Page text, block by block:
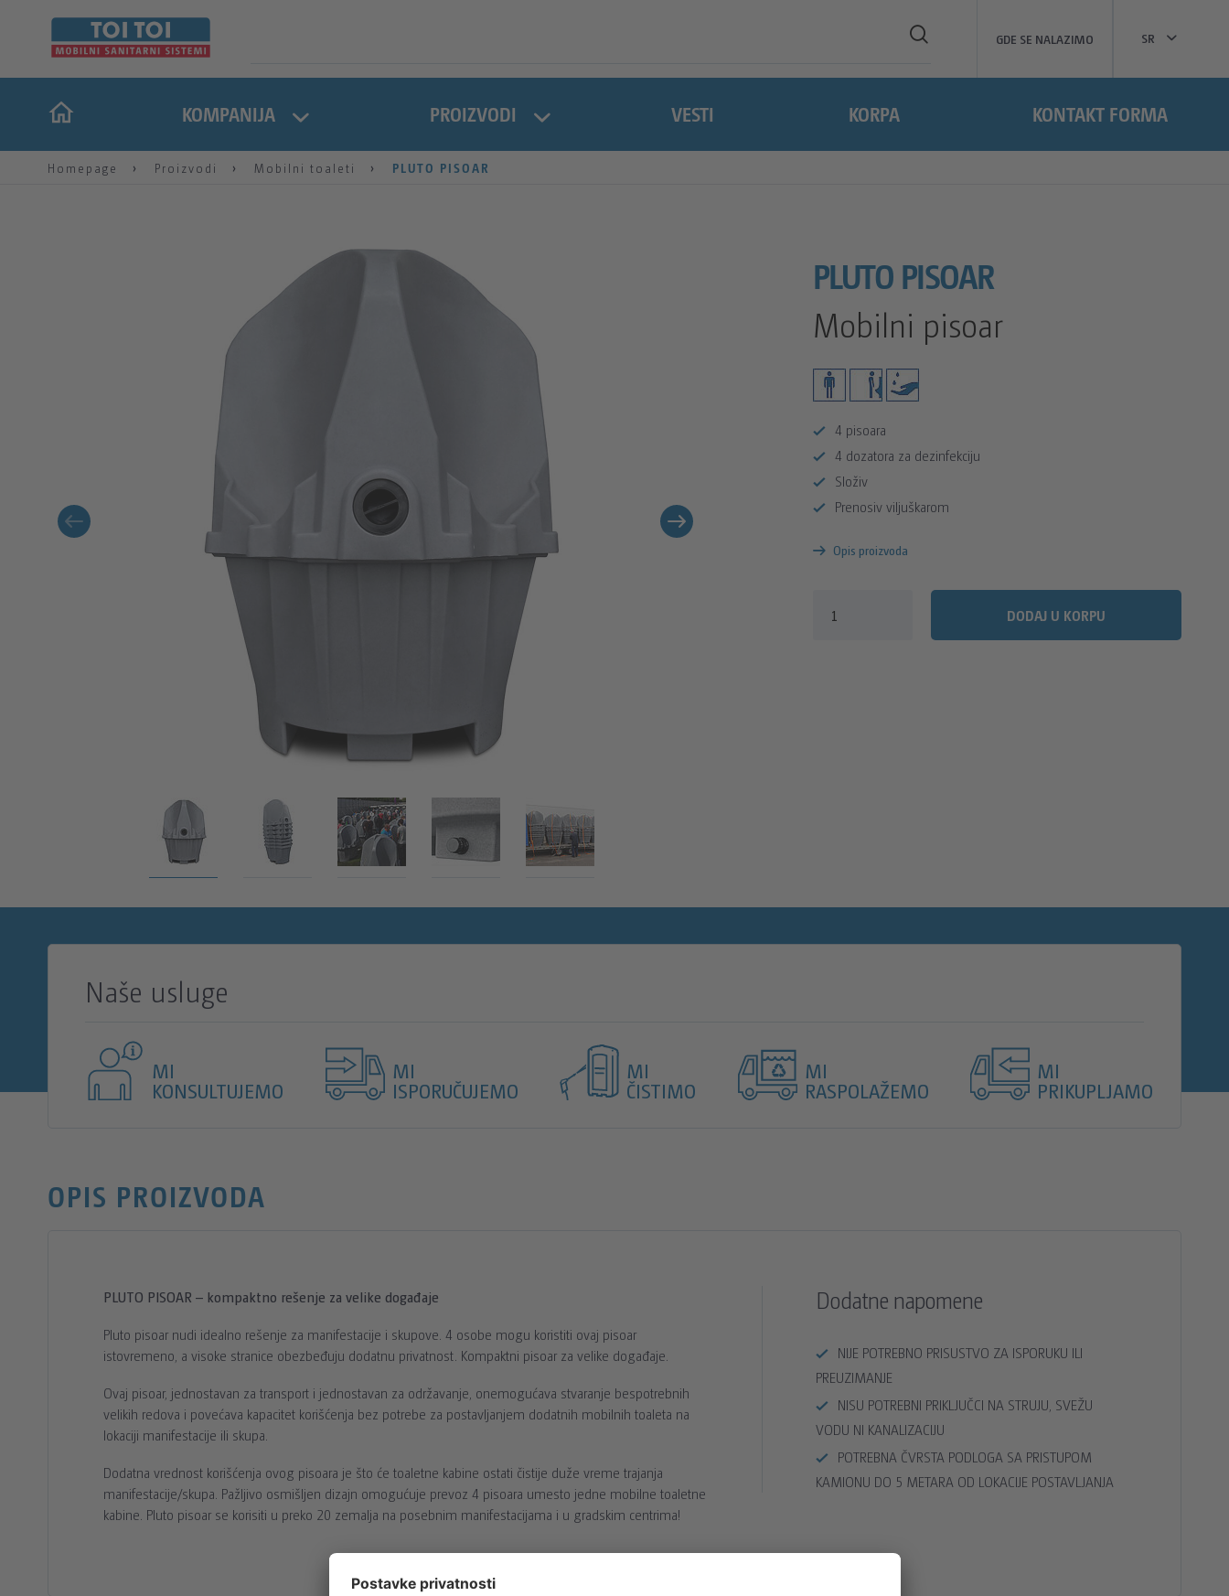
GDE SE NALAZIMO SR
KOMPANIJA PROIZVODI VESTI KORPA KONTAKT FORMA
Homepage Proizvodi Mobilni toaleti PLUTO PISOAR
PLUTO PISOAR
Mobilni pisoar
4 pisoara
4 dozatora za dezinfekciju
Složiv
Prenosiv viljuškarom
Opis proizvoda
DODAJ U KORPU
Naše usluge
MI
KONSULTUJEMO
MI
ISPORUČUJEMO
MI
ČISTIMO
MI
RASPOLAŽEMO
MI
PRIKUPLJAMO
OPIS PROIZVODA
PLUTO PISOAR – kompaktno rešenje za velike događaje
Pluto pisoar nudi idealno rešenje za manifestacije i skupove. 4 osobe mogu koristiti ovaj pisoar
istovremeno, a visoke stranice obezbeđuju dodatnu privatnost. Kompaktni pisoar za velike događaje.
Ovaj pisoar, jednostavan za transport i jednostavan za održavanje, onemogućava stvaranje bespotrebnih
velikih redova i povećava kapacitet korišćenja bez potrebe za postavljanjem dodatnih mobilnih toaleta na
lokaciji manifestacije ili skupa.
Dodatna vrednost korišćenja ovog pisoara je što će toaletne kabine ostati čistije duže vreme trajanja
manifestacije/skupa. Pažljivo osmišljen dizajn omogućuje prevoz 4 pisoara umesto jedne mobilne toaletne
kabine. Pluto pisoar se korisiti u preko 20 zemalja na posebnim manifestacijama i u gradskim centrima!
Dodatne napomene
NIJE POTREBNO PRISUSTVO ZA ISPORUKU ILI
PREUZIMANJE
NISU POTREBNI PRIKLJUČCI NA STRUJU, SVEŽU
VODU NI KANALIZACIJU
POTREBNA ČVRSTA PODLOGA SA PRISTUPOM
KAMIONU DO 5 METARA OD LOKACIJE POSTAVLJANJA
4 dozatora za dezinfekciju
Pergradni zidovi za diskreciju
Složiv